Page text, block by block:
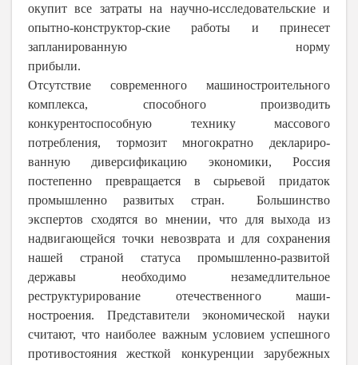
окупит все затраты на научно-исследовательские и
опытно-конструктор-ские работы и принесет
запланированную норму
прибыли.
Отсутствие современного машиностроительного
комплекса, способного производить
конкурентоспособную технику массового
потребления, тормозит многократно деклариро-
ванную диверсификацию экономики, Россия
постепенно превращается в сырьевой придаток
промышленно развитых стран. Большинство
экспертов сходятся во мнении, что для выхода из
надвигающейся точки невозврата и для сохранения
нашей страной статуса промышленно-развитой
державы необходимо незамедлительное
реструктурирование отечественного маши-
ностроения. Представители экономической науки
считают, что наиболее важным условием успешного
противостояния жесткой конкуренции зарубежных